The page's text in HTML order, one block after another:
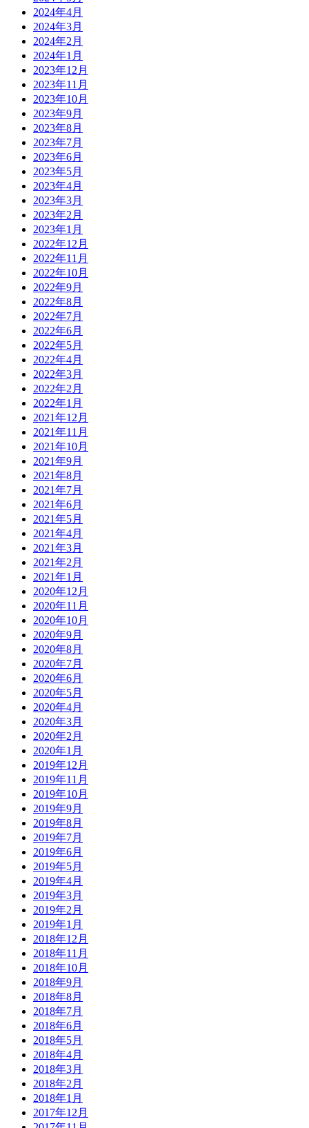
2024年4月
2024年3月
2024年2月
2024年1月
2023年12月
2023年11月
2023年10月
2023年9月
2023年8月
2023年7月
2023年6月
2023年5月
2023年4月
2023年3月
2023年2月
2023年1月
2022年12月
2022年11月
2022年10月
2022年9月
2022年8月
2022年7月
2022年6月
2022年5月
2022年4月
2022年3月
2022年2月
2022年1月
2021年12月
2021年11月
2021年10月
2021年9月
2021年8月
2021年7月
2021年6月
2021年5月
2021年4月
2021年3月
2021年2月
2021年1月
2020年12月
2020年11月
2020年10月
2020年9月
2020年8月
2020年7月
2020年6月
2020年5月
2020年4月
2020年3月
2020年2月
2020年1月
2019年12月
2019年11月
2019年10月
2019年9月
2019年8月
2019年7月
2019年6月
2019年5月
2019年4月
2019年3月
2019年2月
2019年1月
2018年12月
2018年11月
2018年10月
2018年9月
2018年8月
2018年7月
2018年6月
2018年5月
2018年4月
2018年3月
2018年2月
2018年1月
2017年12月